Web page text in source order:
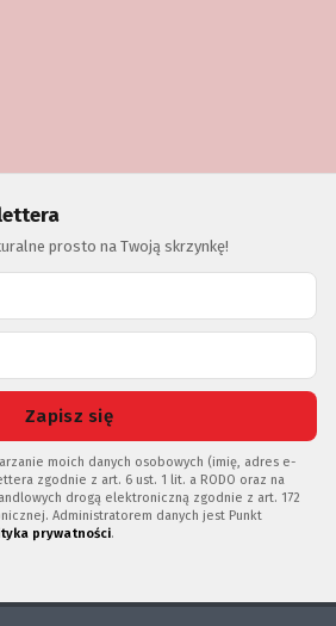
prosto na Twoją skrzynkę!
Zapisz się
moich danych osobowych (imię, adres e-
zgodnie z art. 6 ust. 1 lit. a RODO oraz na
drogą elektroniczną zgodnie z art. 172
Administratorem danych jest Punkt
prywatności.